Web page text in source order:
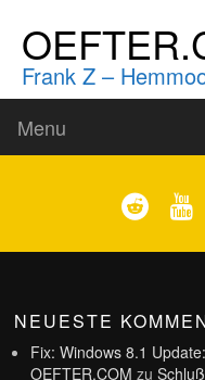
Frank Z –
Menu
NEUESTE
Fix: Windows 8.1
OEFTER.COM zu